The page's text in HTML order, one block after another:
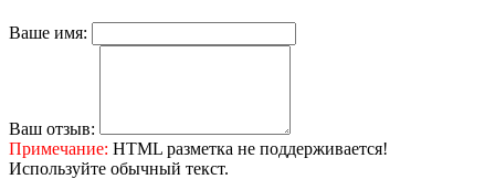
Ваше имя:
Ваш отзыв:
Примечание: HTML разметка не поддерживается!
Используйте обычный текст.